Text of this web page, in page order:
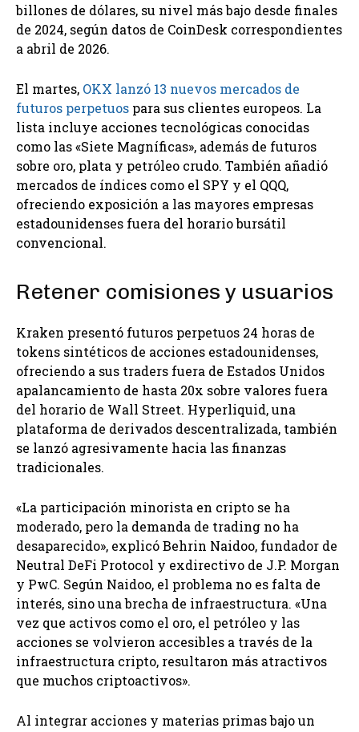
billones de dólares, su nivel más bajo desde finales
de 2024, según datos de CoinDesk correspondientes
a abril de 2026.
El martes, OKX lanzó 13 nuevos mercados de
futuros perpetuos para sus clientes europeos. La
lista incluye acciones tecnológicas conocidas
como las «Siete Magníficas», además de futuros
sobre oro, plata y petróleo crudo. También añadió
mercados de índices como el SPY y el QQQ,
ofreciendo exposición a las mayores empresas
estadounidenses fuera del horario bursátil
convencional.
Retener comisiones y usuarios
Kraken presentó futuros perpetuos 24 horas de
tokens sintéticos de acciones estadounidenses,
ofreciendo a sus traders fuera de Estados Unidos
apalancamiento de hasta 20x sobre valores fuera
del horario de Wall Street. Hyperliquid, una
plataforma de derivados descentralizada, también
se lanzó agresivamente hacia las finanzas
tradicionales.
«La participación minorista en cripto se ha
moderado, pero la demanda de trading no ha
desaparecido», explicó Behrin Naidoo, fundador de
Neutral DeFi Protocol y exdirectivo de J.P. Morgan
y PwC. Según Naidoo, el problema no es falta de
interés, sino una brecha de infraestructura. «Una
vez que activos como el oro, el petróleo y las
acciones se volvieron accesibles a través de la
infraestructura cripto, resultaron más atractivos
que muchos criptoactivos».
Al integrar acciones y materias primas bajo un